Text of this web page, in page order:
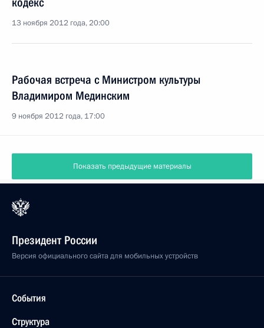
13 ноября 2012 года, 20:00
Рабочая встреча с Министром культуры
Владимиром Мединским
9 ноября 2012 года, 17:00
Показать предыдущие материалы
Президент России
Версия официального сайта для мобильных устройств
События
Структура